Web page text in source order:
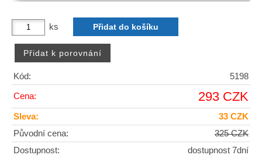
ks
Kód: 5198
Cena: 293 CZK
Sleva:
33 CZK
Původní cena:
325 CZK
Dostupnost:
dostupnost 7dní